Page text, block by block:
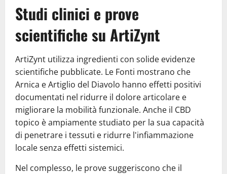
Studi clinici e prove
scientifiche su ArtiZynt
ArtiZynt utilizza ingredienti con solide evidenze
scientifiche pubblicate. Le Fonti mostrano che
Arnica e Artiglio del Diavolo hanno effetti positivi
documentati nel ridurre il dolore articolare e
migliorare la mobilità funzionale. Anche il CBD
topico è ampiamente studiato per la sua capacità
di penetrare i tessuti e ridurre l'infiammazione
locale senza effetti sistemici.
Nel complesso, le prove suggeriscono che il